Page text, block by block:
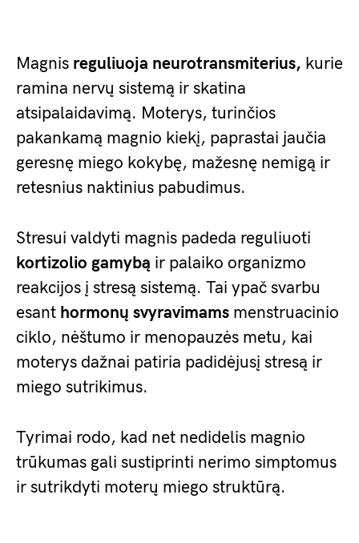
Magnis reguliuoja neurotransmiterius, kurie
ramina nervų sistemą ir skatina
atsipalaidavimą. Moterys, turinčios
pakankamą magnio kiekį, paprastai jaučia
geresnę miego kokybę, mažesnę nemigą ir
retesnius naktinius pabudimus.
Stresui valdyti magnis padeda reguliuoti
kortizolio gamybą ir palaiko organizmo
reakcijos į stresą sistemą. Tai ypač svarbu
esant hormonų svyravimams menstruacinio
ciklo, nėštumo ir menopauzės metu, kai
moterys dažnai patiria padidėjusį stresą ir
miego sutrikimus.
Tyrimai rodo, kad net nedidelis magnio
trūkumas gali sustiprinti nerimo simptomus
ir sutrikdyti moterų miego struktūrą.